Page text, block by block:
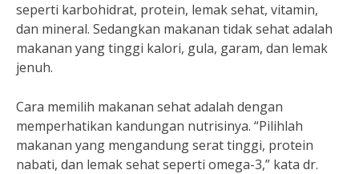
seperti karbohidrat, protein, lemak sehat, vitamin,
dan mineral. Sedangkan makanan tidak sehat adalah
makanan yang tinggi kalori, gula, garam, dan lemak
jenuh.
Cara memilih makanan sehat adalah dengan
memperhatikan kandungan nutrisinya. “Pilihlah
makanan yang mengandung serat tinggi, protein
nabati, dan lemak sehat seperti omega-3,” kata dr.